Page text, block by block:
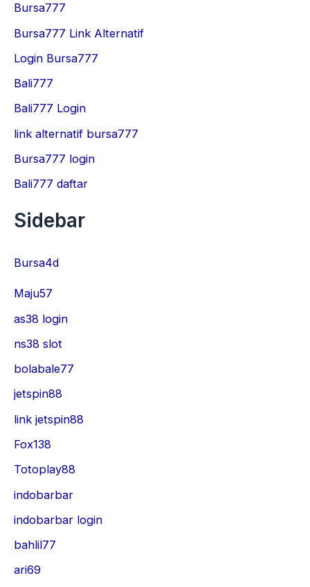
Bursa777
Bursa777 Link Alternatif
Login Bursa777
Bali777
Bali777 Login
link alternatif bursa777
Bursa777 login
Bali777 daftar
Sidebar
Bursa4d
Maju57
as38 login
ns38 slot
bolabale77
jetspin88
link jetspin88
Fox138
Totoplay88
indobarbar
indobarbar login
bahlil77
ari69